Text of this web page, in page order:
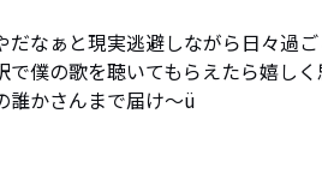
だなぁと現実逃避しながら日々過ご
で僕の歌を聴いてもらえたら嬉しく
誰かさんまで届け〜ü